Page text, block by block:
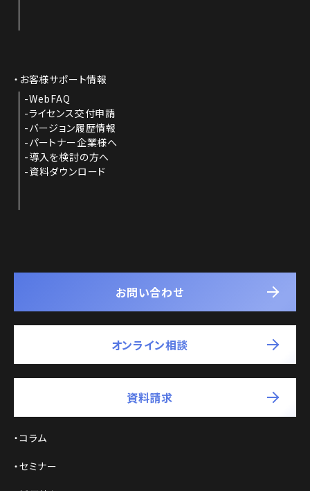
お客様サポート情報
WebFAQ
ライセンス交付申請
バージョン履歴情報
パートナー企業様へ
導入を検討の方へ
資料ダウンロード
お問い合わせ
オンライン相談
資料請求
コラム
セミナー